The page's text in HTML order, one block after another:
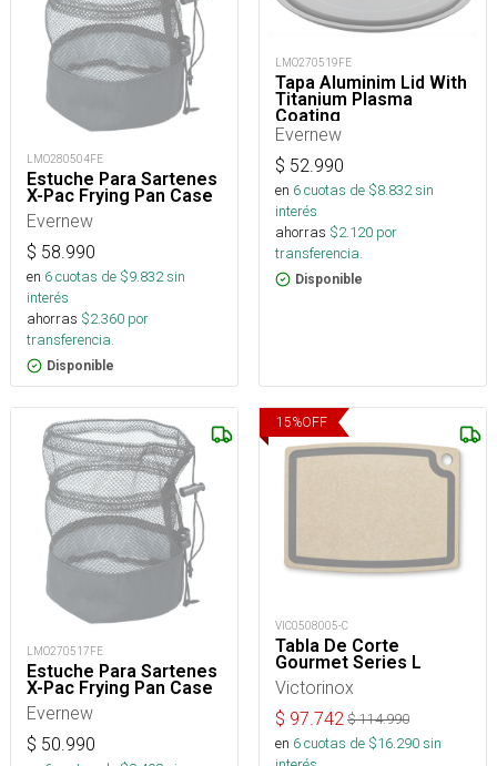
LMO280504FE
Estuche Para Sartenes
X-Pac Frying Pan Case
Evernew
$ 58.990
en 6cuotas de $9.832sin
interés
ahorras $2.360 por
transferencia.
Disponible
LMO270519FE
Tapa Aluminim Lid With
Titanium Plasma
Coating
Evernew
$ 52.990
en 6cuotas de $8.832sin
interés
ahorras $2.120 por
transferencia.
Disponible
LMO270517FE
Estuche Para Sartenes
X-Pac Frying Pan Case
Evernew
$ 50.990
15%OFF
VIC0508005-C
Tabla De Corte
Gourmet Series L
Victorinox
$ 97.742 $114.990
en 6cuotas de $16.290sin